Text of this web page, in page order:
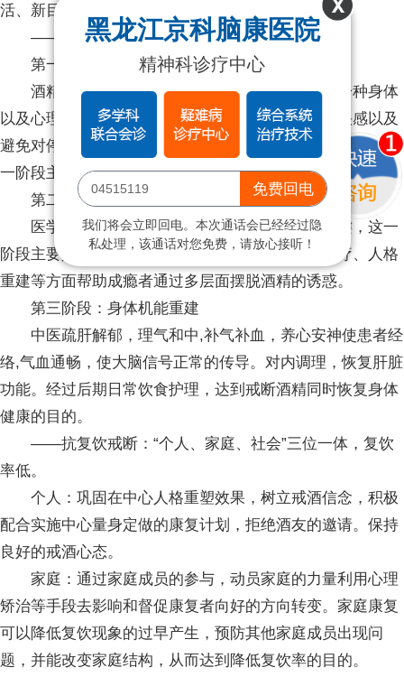
活、新目标是消除对酒精依赖重要导航之一。
——分阶段、多技术融合，可操作性强。
第一阶段：生理脱瘾
酒精成瘾是酒精同机体之间相互作用而产生的一种身体
以及心理的变化，成瘾者为了寻找酒精所带来的欣快感以及
避免对停停后出现的心慌、手抖，反复、持续性的饮酒。这
一阶段主要是运用现有医学技术帮助成瘾者解除躯体依赖。
第二阶段：心理脱瘾
医学脱瘾后的康复阶段，是彻底解除酒瘾的关键，这一
阶段主要是对抗心瘾。通过康复环境持续的心理治疗、人格
重建等方面帮助成瘾者通过多层面摆脱酒精的诱惑。
第三阶段：身体机能重建
中医疏肝解郁，理气和中,补气补血，养心安神使患者经
络,气血通畅，使大脑信号正常的传导。对内调理，恢复肝脏
功能。经过后期日常饮食护理，达到戒断酒精同时恢复身体
健康的目的。
——抗复饮戒断：“个人、家庭、社会”三位一体，复饮
率低。
个人：巩固在中心人格重塑效果，树立戒酒信念，积极
配合实施中心量身定做的康复计划，拒绝酒友的邀请。保持
良好的戒酒心态。
家庭：通过家庭成员的参与，动员家庭的力量利用心理
矫治等手段去影响和督促康复者向好的方向转变。家庭康复
可以降低复饮现象的过早产生，预防其他家庭成员出现问
题，并能改变家庭结构，从而达到降低复饮率的目的。
黑龙江京科脑康医院
精神科诊疗中心
免费回电
我们将会立即回电。本次通话会已经经过隐
私处理，该通话对您免费，请放心接听！